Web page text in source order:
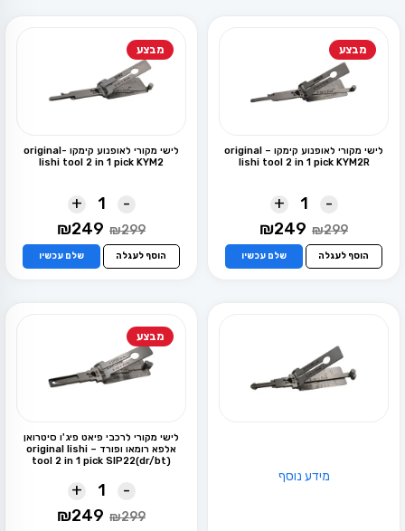
מבצע
לישי מקורי לאופנוע קימקו – original
lishi tool 2 in 1 pick KYM2R
-
+
₪299
המחיר
₪299.
₪249
הוא:
₪249.
הוסף לעגלה שלם עכשיו
מבצע
לישי מקורי לאופנוע קימקו -original
lishi tool 2 in 1 pick KYM2
-
+
₪299
המחיר
₪299.
₪249
הוא:
₪249.
הוסף לעגלה שלם עכשיו
מידע נוסף
מבצע
לישי מקורי לרכבי פיאט פיג'ו סיטרואן
אלפא רומאו ופורד – original lishi
tool 2 in 1 pick SIP22(dr/bt)
-
+
₪299
המחיר ₪249